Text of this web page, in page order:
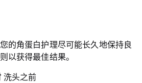
的角蛋白护理尽可能长久地保持良
以获得最佳结果。
洗头之前